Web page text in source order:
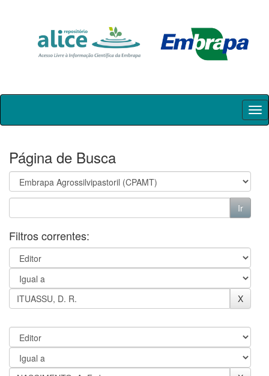
Skip
Página de Busca
Filtros correntes: